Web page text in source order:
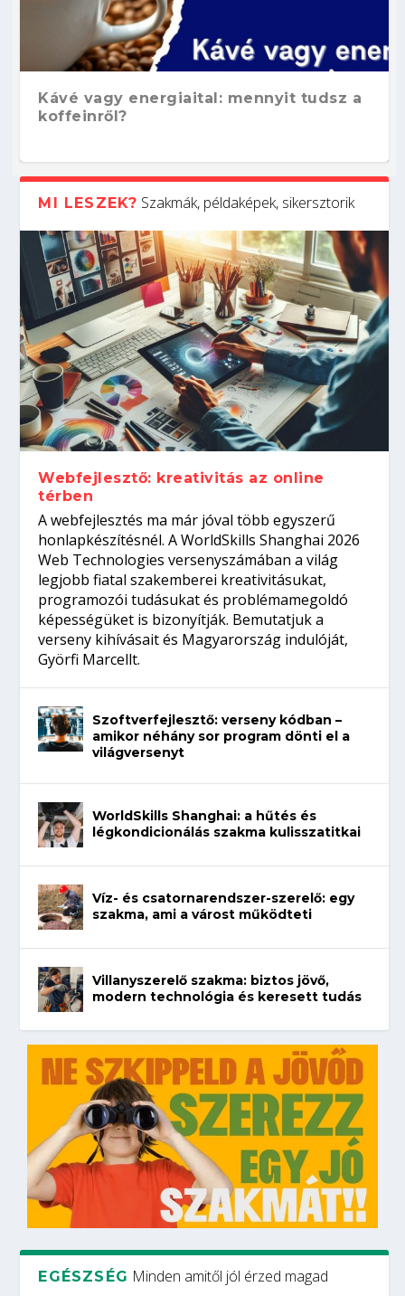
Kávé vagy energiaital: mennyit tudsz a
koffeinről?
Hogyan készíts ATS-barát önéletrajzot?
Így növelheted az esélyedet az
állásinterjúra...
Kitalálod, mire használják ezeket a
gépeket?
Nem sikerült az egyetemi felvételi?
Tanulj szakmát!
Szoftverfejlesztő: verseny kódban –
amikor néhány sor program dönti el a
világversenyt...
MI LESZEK? Szakmák, példaképek, sikersztorik
Webfejlesztő: kreativitás az online
térben
A webfejlesztés ma már jóval több egyszerű
honlapkészítésnél. A WorldSkills Shanghai 2026
Web Technologies versenyszámában a világ
legjobb fiatal szakemberei kreativitásukat,
programozói tudásukat és problémamegoldó
képességüket is bizonyítják. Bemutatjuk a
verseny kihívásait és Magyarország indulóját,
Györfi Marcellt.
Szoftverfejlesztő: verseny kódban –
amikor néhány sor program dönti el a
világversenyt
WorldSkills Shanghai: a hűtés és
légkondicionálás szakma kulisszatitkai
Víz- és csatornarendszer-szerelő: egy
szakma, ami a várost működteti
Villanyszerelő szakma: biztos jövő,
modern technológia és keresett tudás
EGÉSZSÉG Minden amitől jól érzed magad